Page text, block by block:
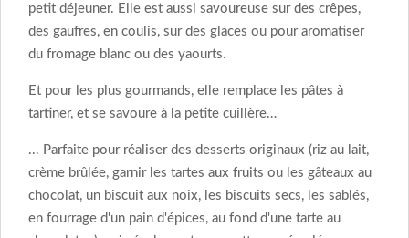
petit déjeuner. Elle est aussi savoureuse sur des crêpes,
des gaufres, en coulis, sur des glaces ou pour aromatiser
du fromage blanc ou des yaourts.
Et pour les plus gourmands, elle remplace les pâtes à
tartiner, et se savoure à la petite cuillère…
... Parfaite pour réaliser des desserts originaux (riz au lait,
crème brûlée, garnir les tartes aux fruits ou les gâteaux au
chocolat, un biscuit aux noix, les biscuits secs, les sablés,
en fourrage d'un pain d'épices, au fond d'une tarte au